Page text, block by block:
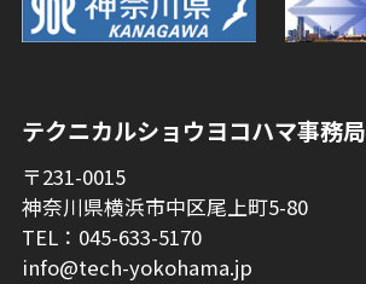
テクニカルショウヨコハマ事務局
〒231-0015
神奈川県横浜市中区尾上町5-80
TEL：045-633-5170
info@tech-yokohama.jp